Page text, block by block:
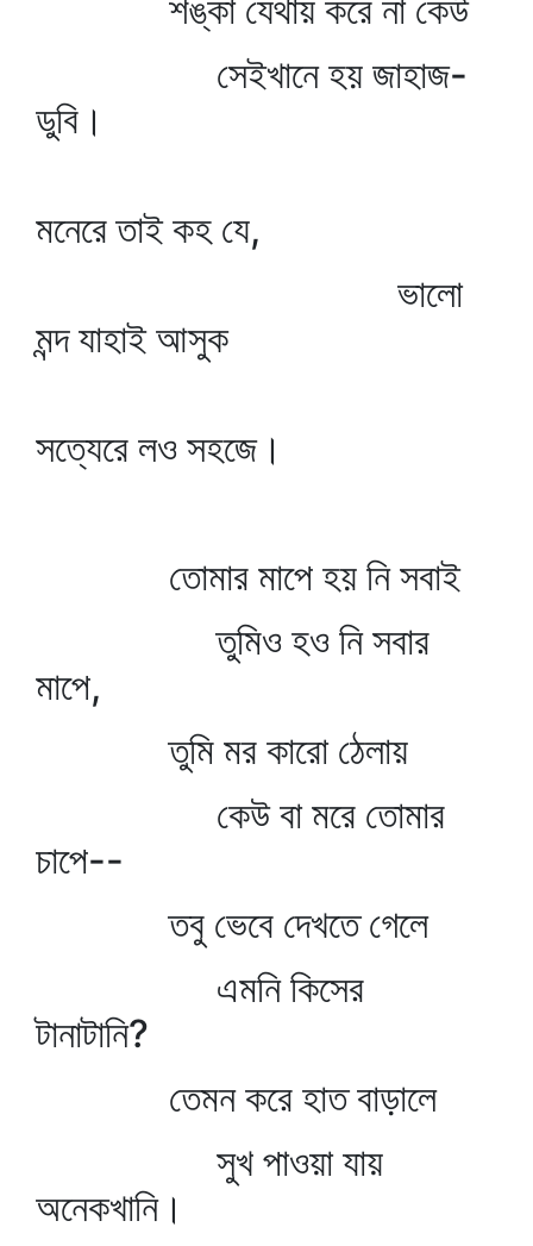
শঙ্কা যেথায় করে না কেউ
সেইখানে হয় জাহাজ-
ডুবি।
মনেরে তাই কহ যে,
ভালো
মন্দ যাহাই আসুক
সত্যেরে লও সহজে।
তোমার মাপে হয় নি সবাই
তুমিও হও নি সবার
মাপে,
তুমি মর কারো ঠেলায়
কেউ বা মরে তোমার
চাপে--
তবু ভেবে দেখতে গেলে
এমনি কিসের
টানাটানি?
তেমন করে হাত বাড়ালে
সুখ পাওয়া যায়
অনেকখানি।